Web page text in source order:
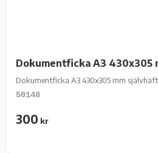
Dokumentficka A3 430x305
Dokumentficka A3 430x305 mm
50148
300 kr